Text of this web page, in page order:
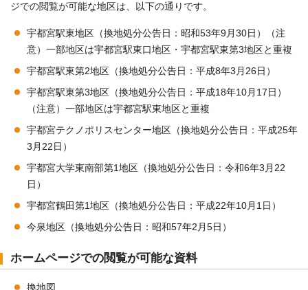
ジでの閲覧が可能な地区は、以下の通りです。
宇都宮駅東地区（換地処分公告日：昭和53年9月30日）（注
意）一部地区は宇都宮駅東口地区・宇都宮駅東第3地区と重複
宇都宮駅東第2地区（換地処分公告日：平成8年3月26日）
宇都宮駅東第3地区（換地処分公告日：平成18年10月17日）
（注意）一部地区は宇都宮駅東地区と重複
宇都宮テクノポリスセンター地区（換地処分公告日：平成25年
3月22日）
宇都宮大学東南部第1地区（換地処分公告日：令和6年3月22
日）
宇都宮鶴田第1地区（換地処分公告日：平成22年10月1日）
今泉地区（換地処分公告日：昭和57年2月5日）
ホームページでの閲覧が可能な資料
換地図